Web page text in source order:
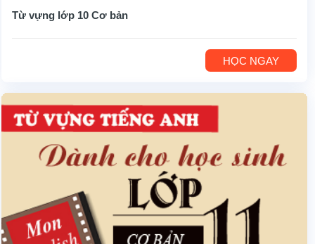
Từ vựng lớp 10 Cơ bản
HỌC NGAY